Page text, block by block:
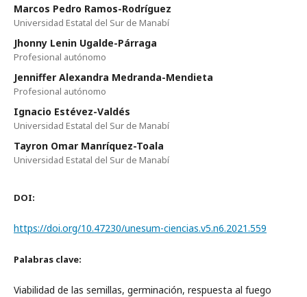
Marcos Pedro Ramos-Rodríguez
Universidad Estatal del Sur de Manabí­
Jhonny Lenin Ugalde-Párraga
Profesional autónomo
Jenniffer Alexandra Medranda-Mendieta
Profesional autónomo
Ignacio Estévez-Valdés
Universidad Estatal del Sur de Manabí­
Tayron Omar Manríquez-Toala
Universidad Estatal del Sur de Manabí­
DOI:
https://doi.org/10.47230/unesum-ciencias.v5.n6.2021.559
Palabras clave:
Viabilidad de las semillas, germinación, respuesta al fuego